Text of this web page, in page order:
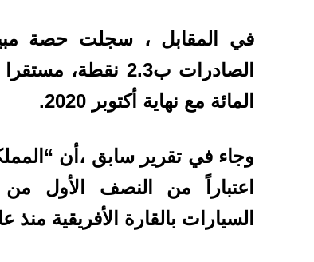
في المقابل ، سجلت حصة
المائة مع نهاية أكتوبر 2020.
وجاء في تقرير سابق ،أن
اعتباراً من النصف الأول
السيارات بالقارة الأفريقية منذ عام